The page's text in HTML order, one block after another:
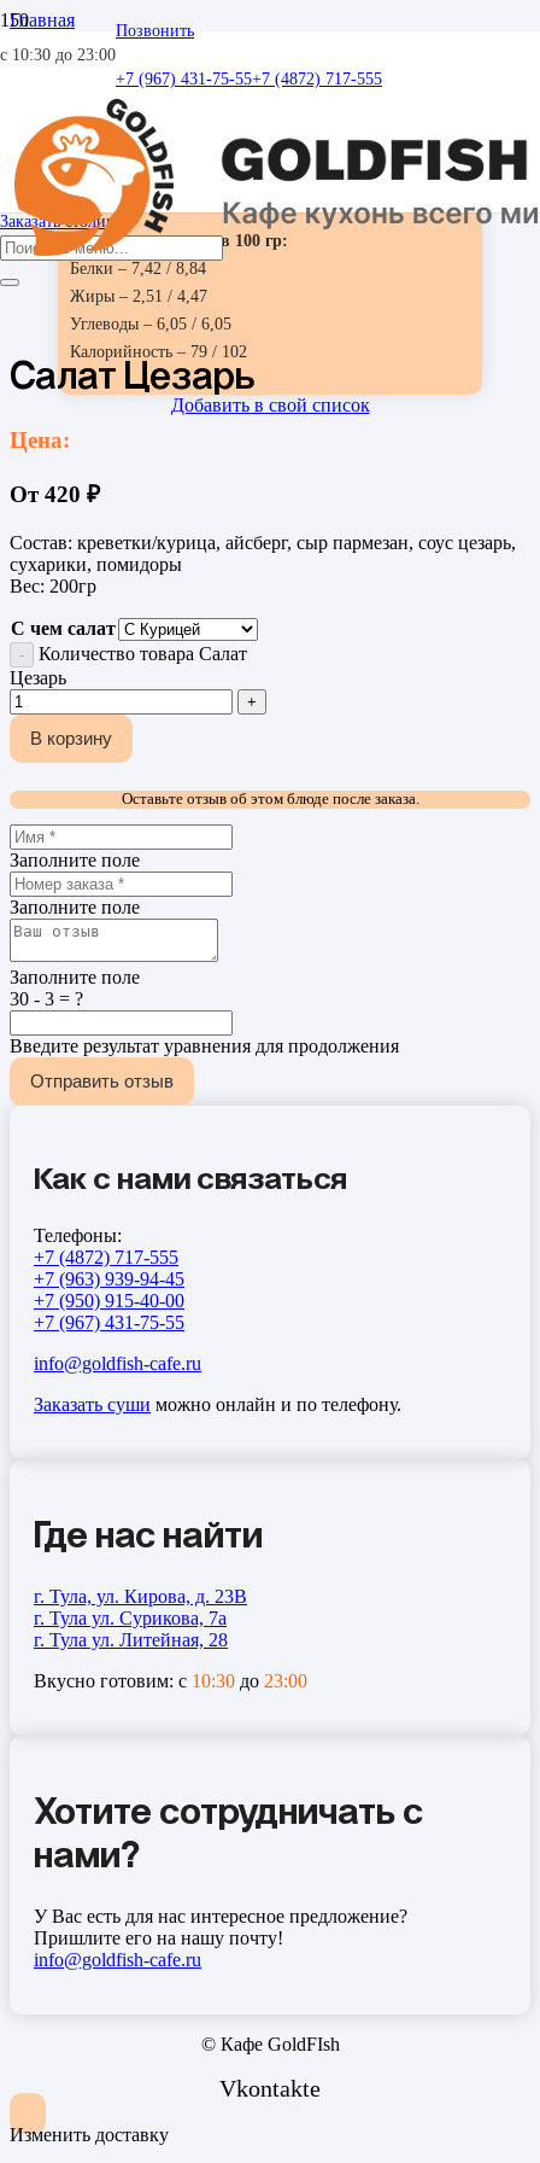
с 10:30 до 23:00
Позвонить
+7 (967) 431-75-55+7 (4872) 717-555
Заказать столик
Главная
Салат Цезарь
Заявленный вес может отличаться от реального на +-5%.
Все фото блюд являются выставочными образцами и могут
незначительно отличаться.
Пищевая ценность в 100 гр:
Белки – 7,42 / 8,84
Жиры – 2,51 / 4,47
Углеводы – 6,05 / 6,05
Калорийность – 79 / 102
Добавить в свой список
Салат Цезарь
Цена:
От420 ₽
Состав: креветки/курица, айсберг, сыр пармезан, соус цезарь,
сухарики, помидоры
Вес: 200гр
С чем салат
Количество товара Салат
Цезарь
В корзину
Оставьте отзыв об этом блюде после заказа.
Заполните поле
Заполните поле
Заполните поле
30 - 3 = ?
Введите результат уравнения для продолжения
Отправить отзыв
Как с нами связаться
Телефоны:
+7 (4872) 717-555
+7 (963) 939-94-45
+7 (950) 915-40-00
+7 (967) 431-75-55
info@goldfish-cafe.ru
Заказать суши можно онлайн и по телефону.
Где нас найти
г. Тула, ул. Кирова, д. 23В
г. Тула ул. Сурикова, 7а
г. Тула ул. Литейная, 28
Вкусно готовим: с 10:30 до 23:00
Хотите сотрудничать с
нами?
У Вас есть для нас интересное предложение?
Пришлите его на нашу почту!
info@goldfish-cafe.ru
© Кафе GoldFIsh
Vkontakte
Изменить доставку